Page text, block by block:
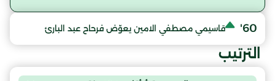
60' قاسيمي مصطفي الامين يعوّض فرحاح عبد البارئ
الترتيب